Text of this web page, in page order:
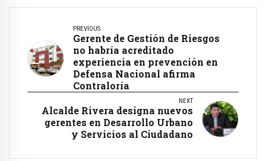
PREVIOUS
Gerente de Gestión de Riesgos
no habría acreditado
experiencia en prevención en
Defensa Nacional afirma
Contraloría
NEXT
Alcalde Rivera designa nuevos
gerentes en Desarrollo Urbano
y Servicios al Ciudadano